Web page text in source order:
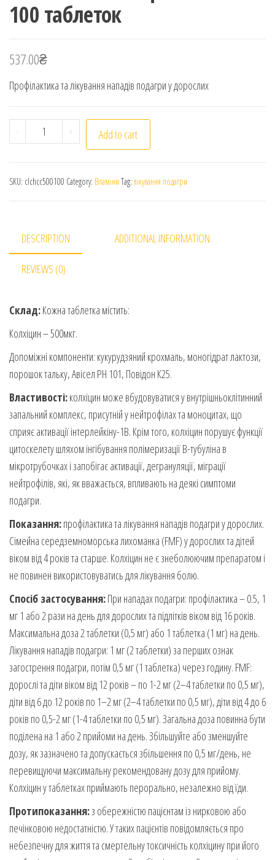
100 таблеток
537.00₴
Профілактика та лікування нападів подагри у дорослих
- Colchicine Колхіцин 500мкг 100 таблеток quantity
+ Add to cart
SKU: clchcc500100 Category: Вітаміни Tag: лікування подагри
DESCRIPTION ADDITIONAL INFORMATION
REVIEWS (0)
Склад:Кожна таблетка містить:
Колхіцин – 500мкг.
Допоміжні компоненти: кукурудзяний крохмаль, моногідрат лактози,
порошок тальку, Авісел РН 101, Повідон К25.
Властивості:колхіцин може вбудовуватися у внутрішньоклітинний
запальний комплекс, присутній у нейтрофілах та моноцитах, що
сприяє активації інтерлейкіну-1В. Крім того, колхіцин порушує функції
цитоскелету шляхом інгібування полімеризації B-тубуліна в
мікротрубочках і запобігає активації, дегрануляції, міграції
нейтрофілів, які, як вважається, впливають на деякі симптоми
подагри.
Показання:профілактика та лікування нападів подагри у дорослих.
Сімейна середземноморська лихоманка (FMF) у дорослих та дітей
віком від 4 років та старше. Колхіцин не є знеболюючим препаратом і
не повинен використовуватись для лікування болю.
Спосіб застосування:При нападах подагри: профілактика – 0.5, 1
мг 1 або 2 рази на день для дорослих та підлітків віком від 16 років.
Максимальна доза 2 таблетки (0,5 мг) або 1 таблетка (1 мг) на день.
Лікування нападів подагри: 1 мг (2 таблетки) за перших ознак
загострення подагри, потім 0,5 мг (1 таблетка) через годину. FMF:
дорослі та діти віком від 12 років – по 1-2 мг (2–4 таблетки по 0,5 мг),
діти від 6 до 12 років по 1–2 мг (2–4 таблетки по 0,5 мг), діти від 4 до 6
років по 0,5-2 мг (1-4 таблетки по 0,5 мг). Загальна доза повинна бути
поділена на 1 або 2 прийоми на день. Збільшуйте або зменшуйте
дозу, як зазначено та допускається збільшення по 0,5 мг/день, не
перевищуючи максимальну рекомендовану дозу для прийому.
Колхіцин у таблетках приймають перорально, незалежно від їди.
Протипоказання:з обережністю пацієнтам із нирковою або
печінковою недостатністю. У таких пацієнтів повідомляється про
небезпечну для життя та смертельну токсичність колхіцину при його